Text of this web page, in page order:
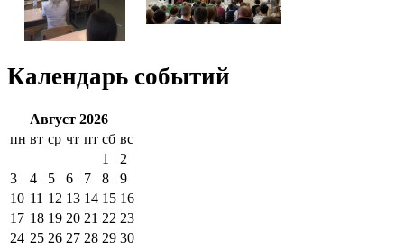
Календарь событий
Август 2026
пн вт ср чт пт сб вс
1
2
3
4 5 6 7 8
9
10 11 12 13 14 15 16
17 18 19 20 21 22 23
24 25 26 27 28 29 30